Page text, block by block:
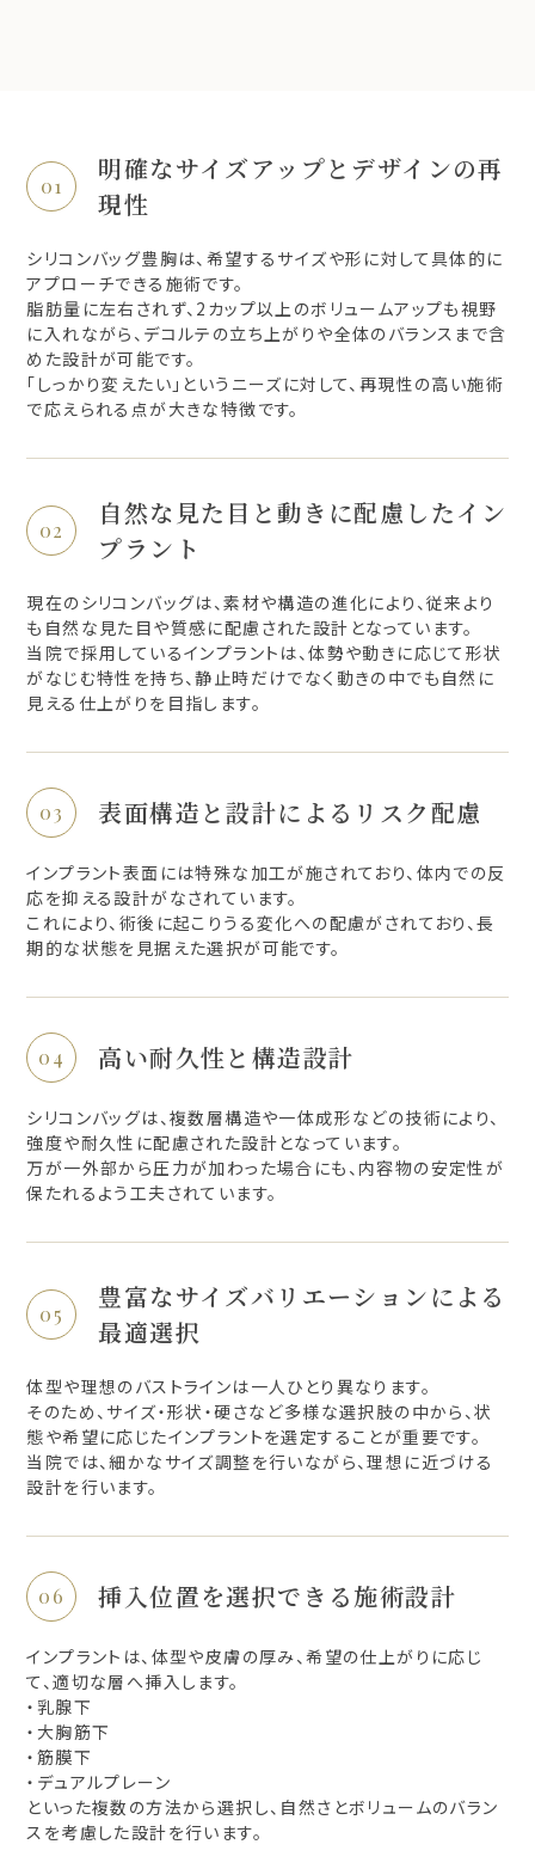
明確なサイズアップとデザインの再
現性
シリコンバッグ豊胸は、希望するサイズや形に対して具体的に
アプローチできる施術です。
脂肪量に左右されず、2カップ以上のボリュームアップも視野
に入れながら、デコルテの立ち上がりや全体のバランスまで含
めた設計が可能です。
「しっかり変えたい」というニーズに対して、再現性の高い施術
で応えられる点が大きな特徴です。
自然な見た目と動きに配慮したイン
プラント
現在のシリコンバッグは、素材や構造の進化により、従来より
も自然な見た目や質感に配慮された設計となっています。
当院で採用しているインプラントは、体勢や動きに応じて形状
がなじむ特性を持ち、静止時だけでなく動きの中でも自然に
見える仕上がりを目指します。
表面構造と設計によるリスク配慮
インプラント表面には特殊な加工が施されており、体内での反
応を抑える設計がなされています。
これにより、術後に起こりうる変化への配慮がされており、長
期的な状態を見据えた選択が可能です。
高い耐久性と構造設計
シリコンバッグは、複数層構造や一体成形などの技術により、
強度や耐久性に配慮された設計となっています。
万が一外部から圧力が加わった場合にも、内容物の安定性が
保たれるよう工夫されています。
豊富なサイズバリエーションによる
最適選択
体型や理想のバストラインは一人ひとり異なります。
そのため、サイズ・形状・硬さなど多様な選択肢の中から、状
態や希望に応じたインプラントを選定することが重要です。
当院では、細かなサイズ調整を行いながら、理想に近づける
設計を行います。
挿入位置を選択できる施術設計
インプラントは、体型や皮膚の厚み、希望の仕上がりに応じ
て、適切な層へ挿入します。
・乳腺下
・大胸筋下
・筋膜下
・デュアルプレーン
といった複数の方法から選択し、自然さとボリュームのバラン
スを考慮した設計を行います。